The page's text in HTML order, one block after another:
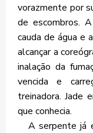
vorazmente por
de escombros.
cauda de água e
alcançar a
inalação da
vencida e
treinadora. Jade
que conhecia.
A serpente já